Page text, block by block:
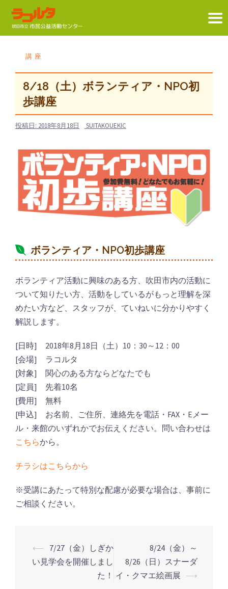
講座
8/18（土）ボランティア・NPO初
歩講座
投稿日: 2018年8月18日 SUITAKOUEKIC
ボランティア・NPO初歩講座
ボランティア活動に興味のある方、吹田市内の活動に
ついて知りたい方、活動をしているがもっと理解を深
めたい方など、スタッフが、ていねいに分かりやすく
解説します。
[日時] 2018年8月18日（土）10：30～12：00
[会場] ラコルタ
[対象] 関心のある方ならどなたでも
[定員] 先着10名
[費用] 無料
[申込] お名前、ご住所、連絡先を電話・FAX・Eメー
ル・来館のいずれかでお伝えください。問い合わせは
こちらから。
チラシはこちらから
※受講にあたって特別な配慮が必要な場合は、事前に
ご相談ください。
投
⟵ 7/27（金）しぎか
い見学会を開催しまし
た！
8/24（金）～
8/26（日）スナーダ
イ・クマエ絵画展 ⟶